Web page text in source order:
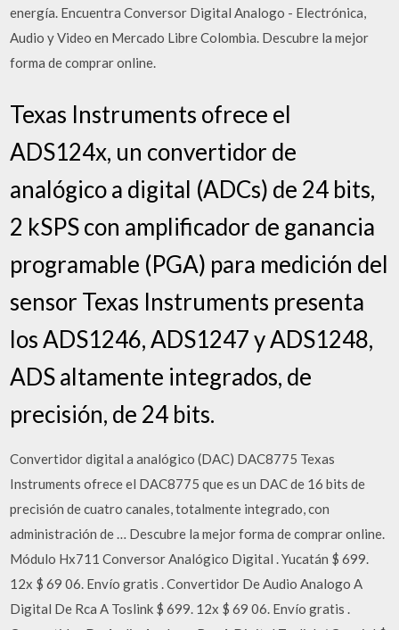
energía. Encuentra Conversor Digital Analogo - Electrónica,
Audio y Video en Mercado Libre Colombia. Descubre la mejor
forma de comprar online.
Texas Instruments ofrece el
ADS124x, un convertidor de
analógico a digital (ADCs) de 24 bits,
2 kSPS con amplificador de ganancia
programable (PGA) para medición del
sensor Texas Instruments presenta
los ADS1246, ADS1247 y ADS1248,
ADS altamente integrados, de
precisión, de 24 bits.
Convertidor digital a analógico (DAC) DAC8775 Texas
Instruments ofrece el DAC8775 que es un DAC de 16 bits de
precisión de cuatro canales, totalmente integrado, con
administración de … Descubre la mejor forma de comprar online.
Módulo Hx711 Conversor Analógico Digital . Yucatán $ 699.
12x $ 69 06. Envío gratis . Convertidor De Audio Analogo A
Digital De Rca A Toslink $ 699. 12x $ 69 06. Envío gratis .